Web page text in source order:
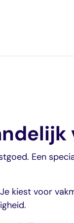
Een
kiest voor